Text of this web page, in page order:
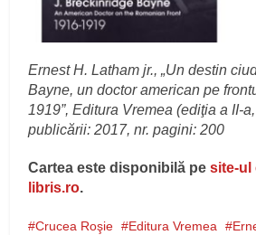
Ernest H. Latham jr., „Un destin
Bayne, un doctor american pe
1919”, Editura Vremea (ediţia a II-
publicării: 2017, nr. pagini: 200
Cartea este disponibilă pesite-ul
libris.ro.
Crucea Roşie Editura Vremea